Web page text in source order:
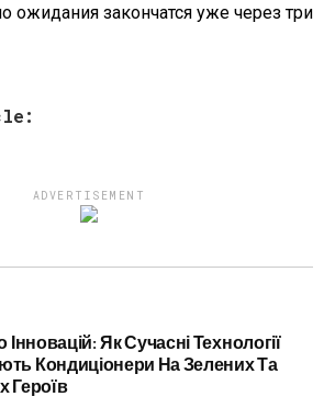
ожидания закончатся уже через три
ADVERTISEMENT
Інновацій: Як Сучасні Технології
Кондиціонери На Зелених Та
Героїв